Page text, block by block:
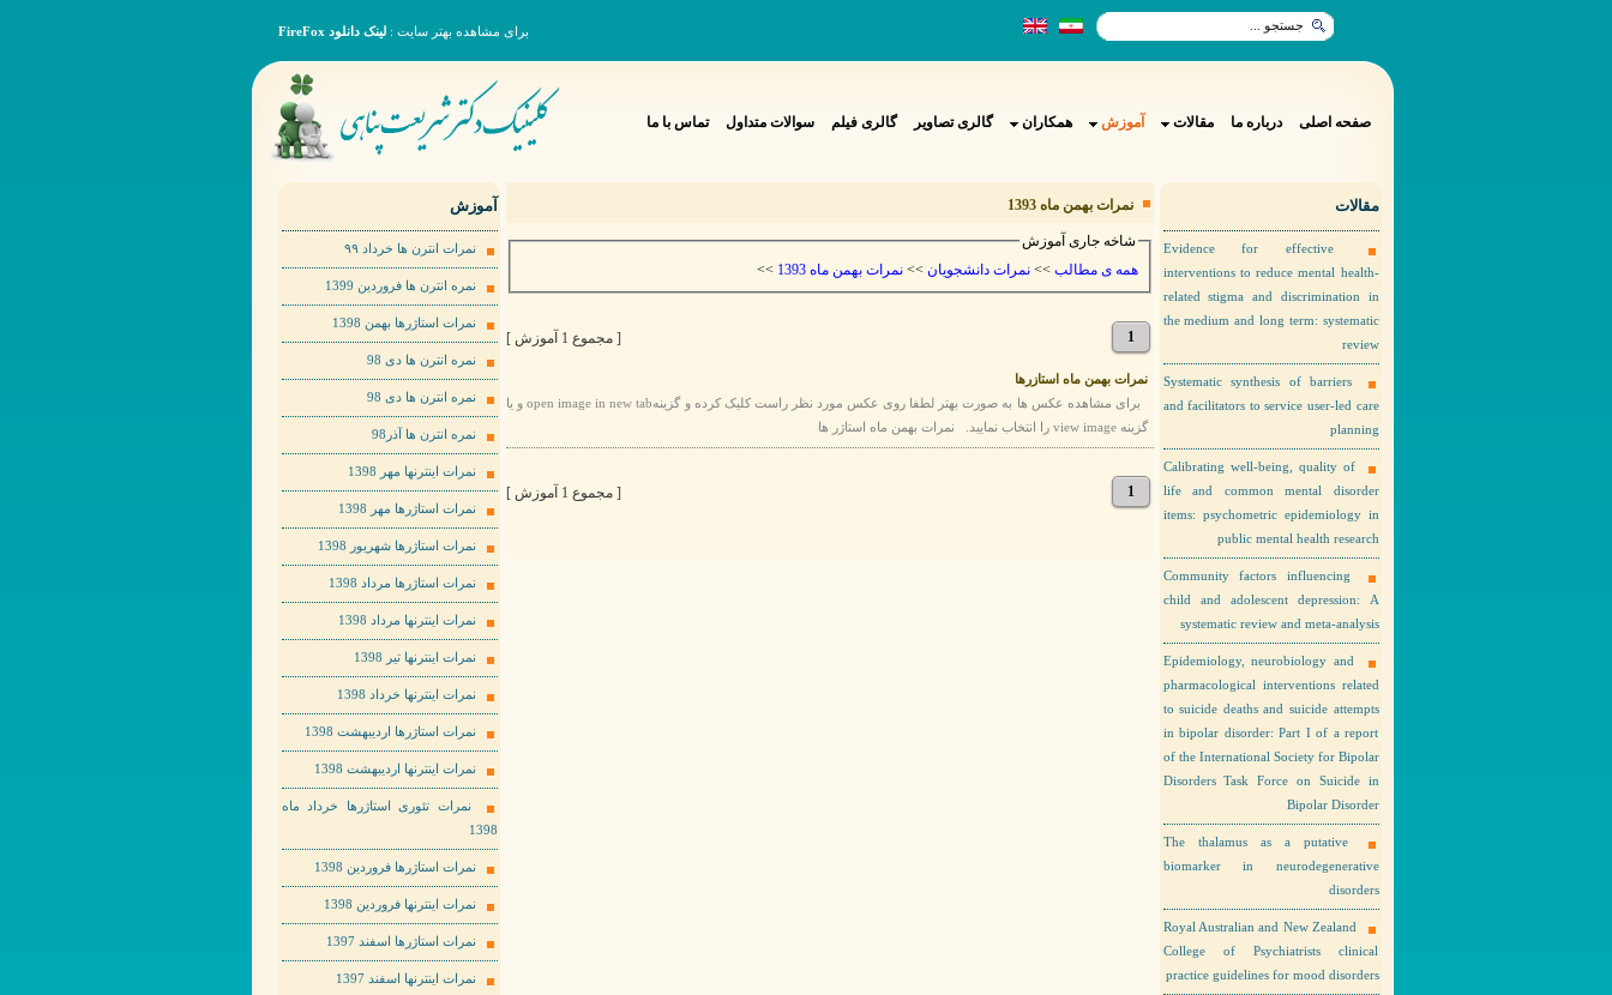
برای مشاهده بهتر سایت : لینک دانلود FireFox
صفحه اصلی درباره ما مقالات آموزش همکاران گالری تصاویر گالری فیلم سوالات متداول تماس با ما
مقالات
Evidence for effective
interventions to reduce mental health-
related stigma and discrimination in
the medium and long term: systematic
review
Systematic synthesis of barriers
and facilitators to service user-led care
planning
Calibrating well-being, quality of
life and common mental disorder
items: psychometric epidemiology in
public mental health research
Community factors influencing
child and adolescent depression: A
systematic review and meta-analysis
Epidemiology, neurobiology and
pharmacological interventions related
to suicide deaths and suicide attempts
in bipolar disorder: Part I of a report
of the International Society for Bipolar
Disorders Task Force on Suicide in
Bipolar Disorder
The thalamus as a putative
biomarker in neurodegenerative
disorders
Royal Australian and New Zealand
College of Psychiatrists clinical
practice guidelines for mood disorders
نمرات بهمن ماه 1393
شاخه جاری آموزش
همه ی مطالب
نمرات دانشجویان >> نمرات بهمن ماه 1393 >>
1 [ مجموع 1 آموزش ]
نمرات بهمن ماه استازرها
برای مشاهده عکس ها به صورت بهتر لطفا روی عکس مورد نظر راست کلیک کرده و گزینهopen image in new tab و یا
گزینه view image را انتخاب نمایید. نمرات بهمن ماه استاژر ها
1 [ مجموع 1 آموزش ]
آموزش
نمرات انترن ها خرداد ٩٩
نمره انترن ها فروردین 1399
نمرات استاژرها بهمن 1398
نمره انترن ها دی 98
نمره انترن ها دی 98
نمره انترن ها آذر98
نمرات اینترنها مهر 1398
نمرات استاژرها مهر 1398
نمرات استاژرها شهریور 1398
نمرات استاژرها مرداد 1398
نمرات اینترنها مرداد 1398
نمرات اینترنها تیر 1398
نمرات اینترنها خرداد 1398
نمرات استاژرها اردیبهشت 1398
نمرات اینترنها اردیبهشت 1398
نمرات تئوری استاژرها خرداد ماه
1398
نمرات استاژرها فروردین 1398
نمرات اینترنها فروردین 1398
نمرات استاژرها اسفند 1397
نمرات اینترنها اسفند 1397